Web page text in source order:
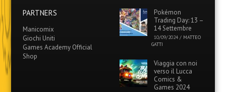
PARTNERS
Manicomix
Giochi Uniti
Games Academy Official
Shop
Pokémon
Trading Day: 13 –
14 Settembre
10/09/2024 / MATTEO
GATTI
Viaggia con noi
verso il Lucca
Comics &
Games 2024